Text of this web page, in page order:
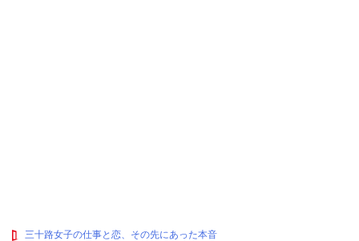
三十路女子の仕事と恋、その先にあった本音